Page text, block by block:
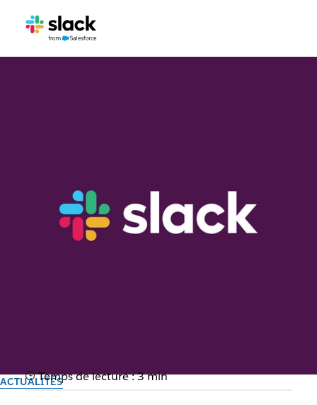
ACTUALITÉSTemps de lecture : 3 min